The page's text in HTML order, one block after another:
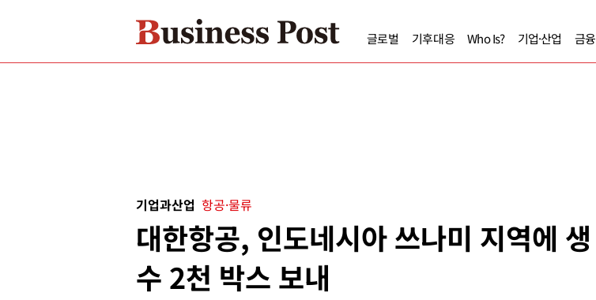
글로벌 기후대응 Who Is? 기업·산업 금융
기업과산업 항공·물류
대한항공, 인도네시아 쓰나미 지역에 생
수 2천 박스 보내